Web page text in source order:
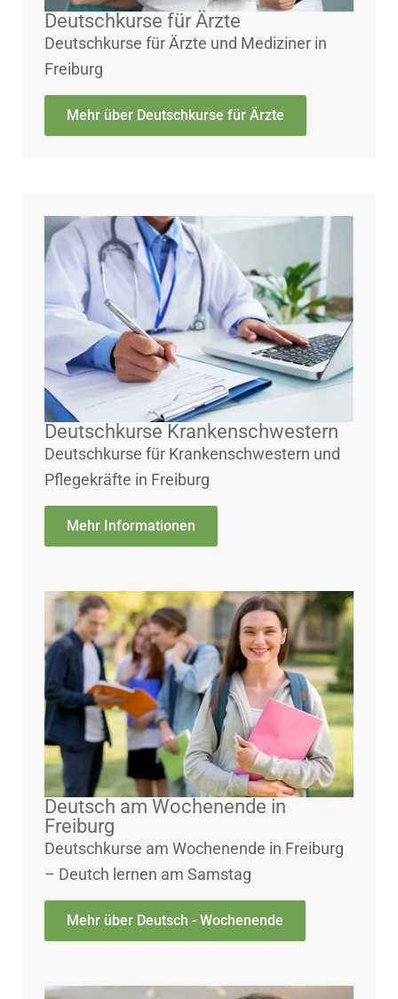
Deutschkurse für Ärzte
Deutschkurse für Ärzte und Mediziner in
Freiburg
Mehr über Deutschkurse für Ärzte
Deutschkurse Krankenschwestern
Deutschkurse für Krankenschwestern und
Pflegekräfte in Freiburg
Mehr Informationen
Deutsch am Wochenende in
Freiburg
Deutschkurse am Wochenende in Freiburg
– Deutch lernen am Samstag
Mehr über Deutsch - Wochenende